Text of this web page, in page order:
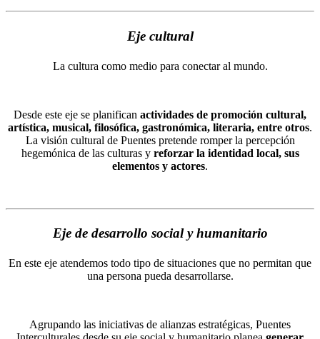
Eje cultural
La cultura como medio para conectar al mundo.
Desde este eje se planifican actividades de promoción cultural,
artística, musical, filosófica, gastronómica, literaria, entre otros.
La visión cultural de Puentes pretende romper la percepción
hegemónica de las culturas y reforzar la identidad local, sus
elementos y actores.
Eje de desarrollo social y humanitario
En este eje atendemos todo tipo de situaciones que no permitan que
una persona pueda desarrollarse.
Agrupando las iniciativas de alianzas estratégicas, Puentes